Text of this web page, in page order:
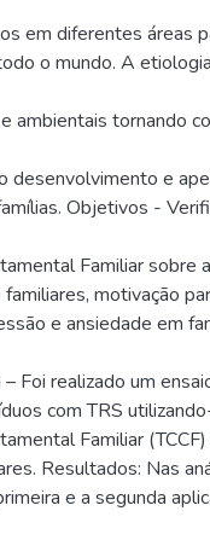
em diferentes áreas
o mundo. A
ambientais tornando
desenvolvimento e
Objetivos -
Familiar sobre
motivação
e ansiedade em
Foi realizado um
com TRS
Familiar
Resultados: Nas
e a segunda